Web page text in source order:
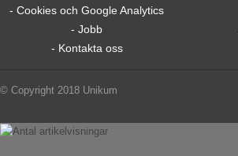
- Cookies och Google Analytics
- Jobb
- Kontakta oss
© Copyright 2018 Unikum